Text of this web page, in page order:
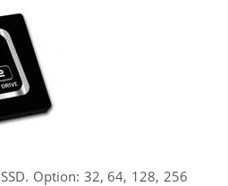
Option: 32, 64, 128, 256